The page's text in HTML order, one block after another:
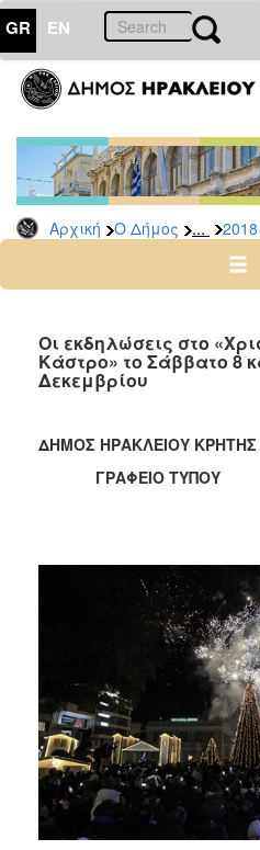
GR EN
Αρχική Ο Δήμος ... 2018
ΔΗΜΟΣ
Δελτία
Τύπου
Αρχείο
2026
2024
2022
2021
2016
2011
2010
2006
Οι εκδηλώσεις στο
Κάστρο» το Σάββατο 8
Δεκεμβρίου
ΔΗΜΟΣ ΗΡΑΚΛΕΙΟΥ ΚΡΗΤΗΣ
ΓΡΑΦΕΙΟ ΤΥΠΟΥ